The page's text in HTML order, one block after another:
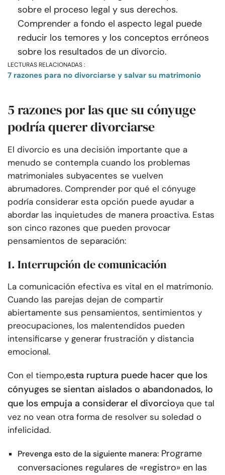
sobre el proceso legal y sus derechos.
Comprender a fondo el aspecto legal puede
reducir los temores y los conceptos erróneos
sobre los resultados de un divorcio.
LECTURAS RELACIONADAS :
7 razones para no divorciarse y salvar su matrimonio
5 razones por las que su cónyuge
podría querer divorciarse
El divorcio es una decisión importante que a
menudo se contempla cuando los problemas
matrimoniales subyacentes se vuelven
abrumadores. Comprender por qué el cónyuge
podría considerar esta opción puede ayudar a
abordar las inquietudes de manera proactiva. Estas
son cinco razones que pueden provocar
pensamientos de separación:
1. Interrupción de comunicación
La comunicación efectiva es vital en el matrimonio.
Cuando las parejas dejan de compartir
abiertamente sus pensamientos, sentimientos y
preocupaciones, los malentendidos pueden
intensificarse y generar frustración y distancia
emocional.
Con el tiempo,esta ruptura puede hacer que los
cónyuges se sientan aislados o abandonados, lo
que los empuja a considerar el divorcioya que tal
vez no vean otra forma de resolver su soledad o
infelicidad.
Prevenga esto de la siguiente manera: Programe
conversaciones regulares de «registro» en las